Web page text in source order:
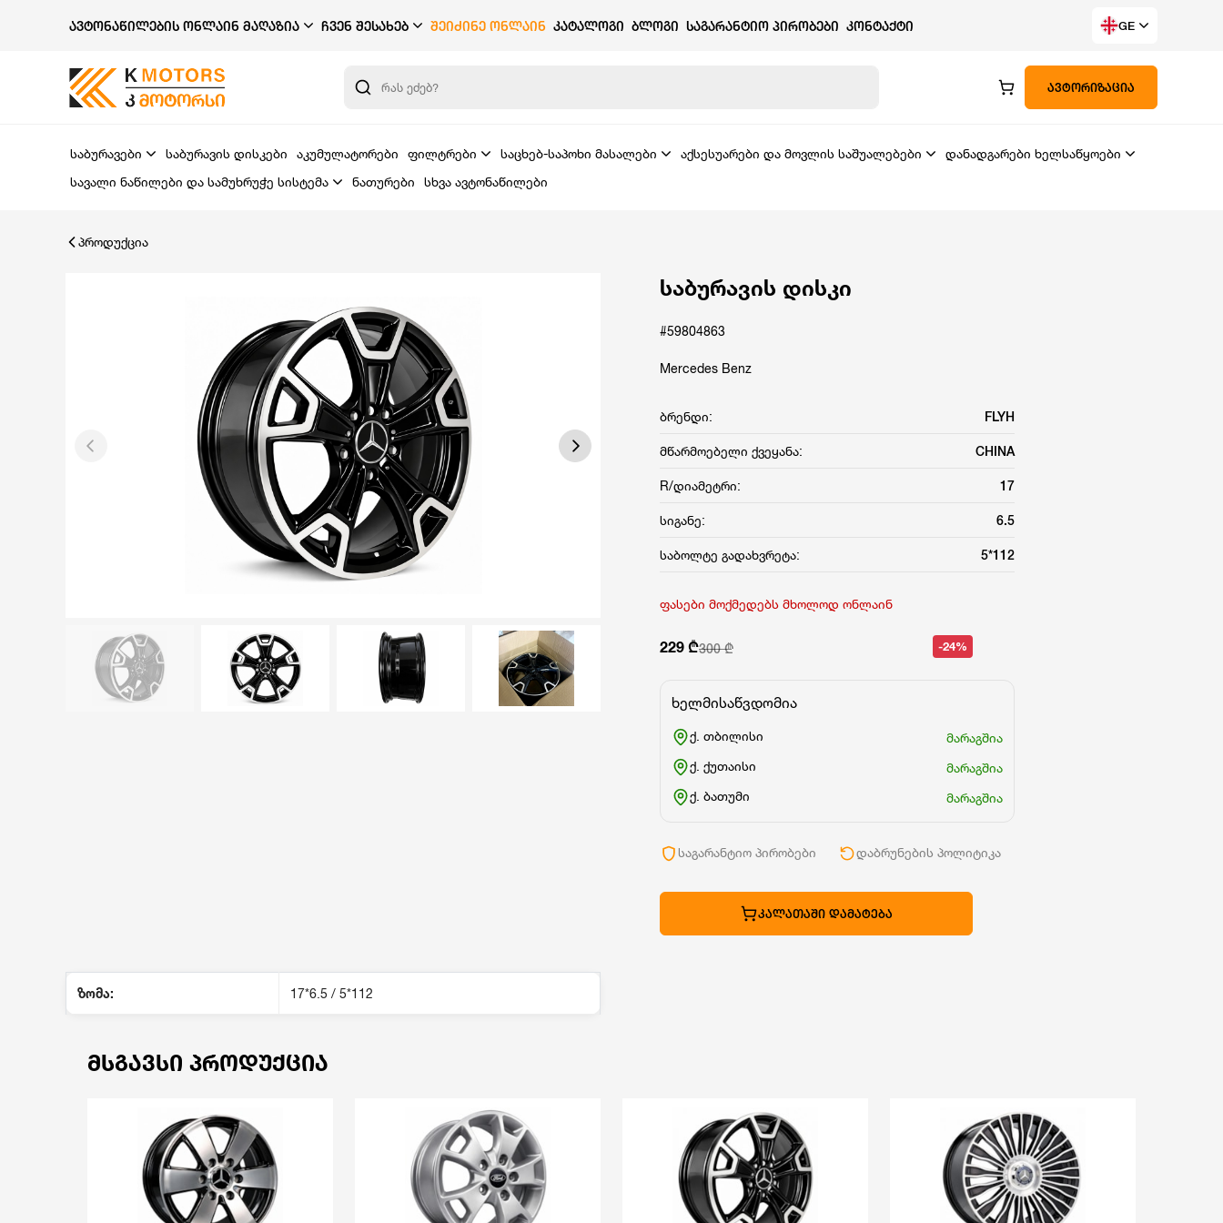
ᲐᲕᲢᲝᲜᲐᲬᲘᲚᲔᲑᲘᲡ ᲝᲜᲚᲐᲘᲜ ᲛᲐᲦᲐᲖᲘᲐ ᲩᲕᲔᲜ ᲨᲔᲡᲐᲮᲔᲑ ᲨᲔᲘᲫᲘᲜᲔ ᲝᲜᲚᲐᲘᲜ ᲙᲐᲢᲐᲚᲝᲒᲘ ᲑᲚᲝᲒᲘ ᲡᲐᲒᲐᲠᲐᲜᲢᲘᲝ ᲞᲘᲠᲝᲑᲔᲑᲘ ᲙᲝᲜᲢᲐᲥᲢᲘ GE
ᲐᲕᲢᲝᲠᲘᲖᲐᲪᲘᲐ
საბურავები საბურავის დისკები აკუმულატორები ფილტრები საცხებ-საპოხი მასალები აქსესუარები და მოვლის საშუალებები
დანადგარები ხელსაწყოები
სავალი ნაწილები და სამუხრუჭე სისტემა
ნათურები სხვა ავტონაწილები
პროდუქცია
საბურავის დისკი
#59804863
Mercedes Benz
ბრენდი: FLYH
მწარმოებელი ქვეყანა: CHINA
R/დიამეტრი: 17
სიგანე: 6.5
საბოლტე გადახვრეტა: 5*112
ფასები მოქმედებს მხოლოდ ონლაინ
229 ₾300 ₾ -24%
ხელმისაწვდომია
ქ. თბილისი
მარაგშია
ქ. ქუთაისი
მარაგშია
ქ. ბათუმი
მარაგშია
საგარანტიო პირობები დაბრუნების პოლიტიკა
ᲙᲐᲚᲐᲗᲐᲨᲘ ᲓᲐᲛᲐᲢᲔᲑᲐ
ზომა: 17*6.5 / 5*112
ᲛᲡᲒᲐᲕᲡᲘ ᲞᲠᲝᲓᲣᲥᲪᲘᲐ